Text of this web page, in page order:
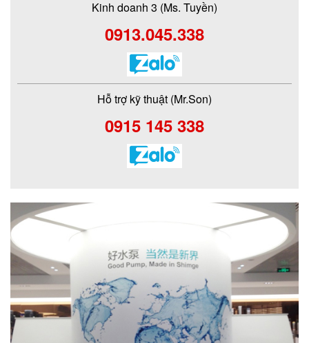
Kinh doanh 3 (Ms. Tuyền)
0913.045.338
Hỗ trợ kỹ thuật (Mr.Son)
0915 145 338